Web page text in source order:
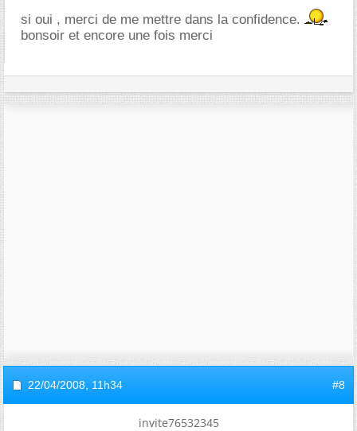
si oui , merci de me mettre dans la confidence.
bonsoir et encore une fois merci
22/04/2008, 11h34 #8
invite76532345